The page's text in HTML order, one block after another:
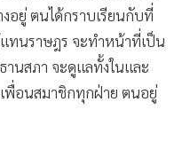
อยู่ ตนได้กราบเรียนกับที่
ทนราษฎร จะทำหน้าที่เป็น
นสภา จะดูแลทั้งในและ
พื่อนสมาชิกทุกฝ่าย ตนอยู่